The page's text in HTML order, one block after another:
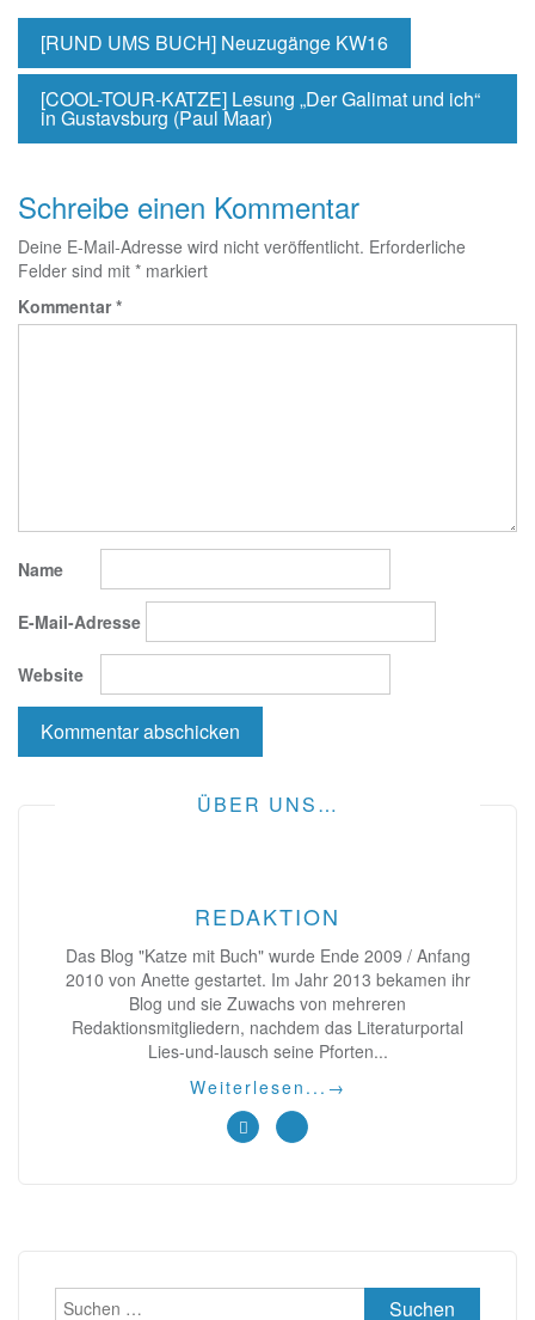
[RUND UMS BUCH] Neuzugänge KW16
[COOL-TOUR-KATZE] Lesung „Der Galimat und ich“
in Gustavsburg (Paul Maar)
Schreibe einen Kommentar
Deine E-Mail-Adresse wird nicht veröffentlicht. Erforderliche
Felder sind mit * markiert
Kommentar*
Name
E-Mail-Adresse
Website
ÜBER UNS…
REDAKTION
Das Blog "Katze mit Buch" wurde Ende 2009 / Anfang
2010 von Anette gestartet. Im Jahr 2013 bekamen ihr
Blog und sie Zuwachs von mehreren
Redaktionsmitgliedern, nachdem das Literaturportal
Lies-und-lausch seine Pforten...
Weiterlesen... →
Suchen